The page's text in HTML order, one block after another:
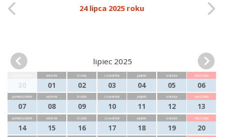
24 lipca 2025 roku
lipiec 2025
30
wtorek
01
środa
02
czwartek
03
piątek
04
sobota
05
niedziela
06
poniedziałek
07
wtorek
08
środa
09
czwartek
10
piątek
11
sobota
12
niedziela
13
poniedziałek
14
wtorek
15
środa
16
czwartek
17
piątek
18
sobota
19
niedziela
20